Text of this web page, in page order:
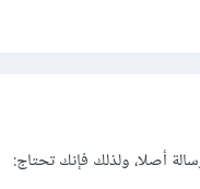
أصلا، ولذلك فإنك تحتاج: